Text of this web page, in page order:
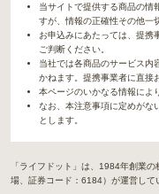
当サイトで提供する商品の情
すが、情報の正確性その他一
お申込みにあたっては、提携
ご判断ください。
当社では各商品のサービス内
かねます。提携事業者に直接
本ページのいかなる情報によ
なお、本注意事項に定めがな
とします。
「ライフドット」は、1984年創業
場、証券コード：6184）が運営して